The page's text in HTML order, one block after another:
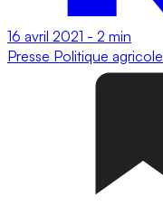
16 avril 2021 - 2 min
Presse Politique agricole